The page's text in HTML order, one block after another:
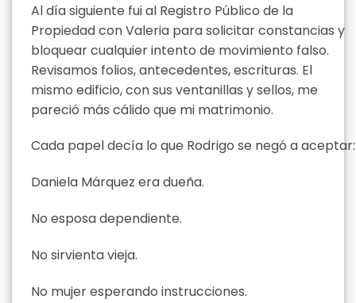
Al día siguiente fui al Registro Público de la
Propiedad con Valeria para solicitar constancias y
bloquear cualquier intento de movimiento falso.
Revisamos folios, antecedentes, escrituras. El
mismo edificio, con sus ventanillas y sellos, me
pareció más cálido que mi matrimonio.
Cada papel decía lo que Rodrigo se negó a aceptar:
Daniela Márquez era dueña.
No esposa dependiente.
No sirvienta vieja.
No mujer esperando instrucciones.